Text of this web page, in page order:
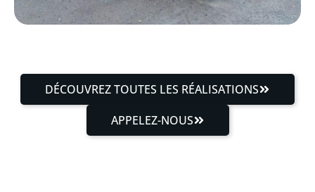
DÉCOUVREZ TOUTES LES RÉALISATIONS
APPELEZ-NOUS